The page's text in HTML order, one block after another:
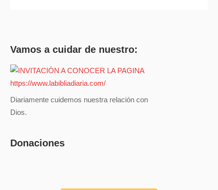
Vamos a cuidar de nuestro:
Diariamente cuidemos nuestra relación con
Dios.
Donaciones